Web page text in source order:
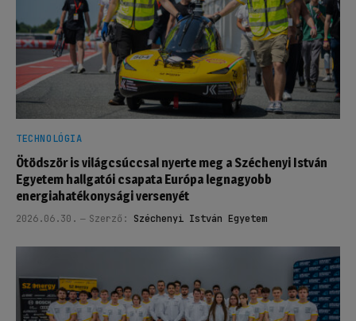
TECHNOLÓGIA
Ötödször is világcsúccsal nyerte meg a Széchenyi István
Egyetem hallgatói csapata Európa legnagyobb
energiahatékonysági versenyét
2026.06.30. Szerző: Széchenyi István Egyetem